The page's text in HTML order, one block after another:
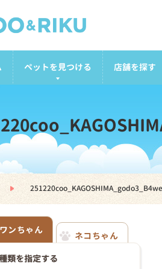
ペットを見つける 店舗を探す
ワンちゃん
ネコちゃん
類を指定する